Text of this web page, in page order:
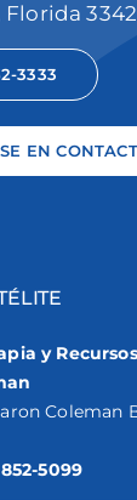
Florida
3333
EN
y
Coleman
852-5099